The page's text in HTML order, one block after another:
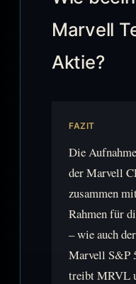
Marvell
Aktie?
FAZIT
Die
der Marvell
zusammen
Rahmen für
– wie auch
Marvell S&P
treibt MRVL